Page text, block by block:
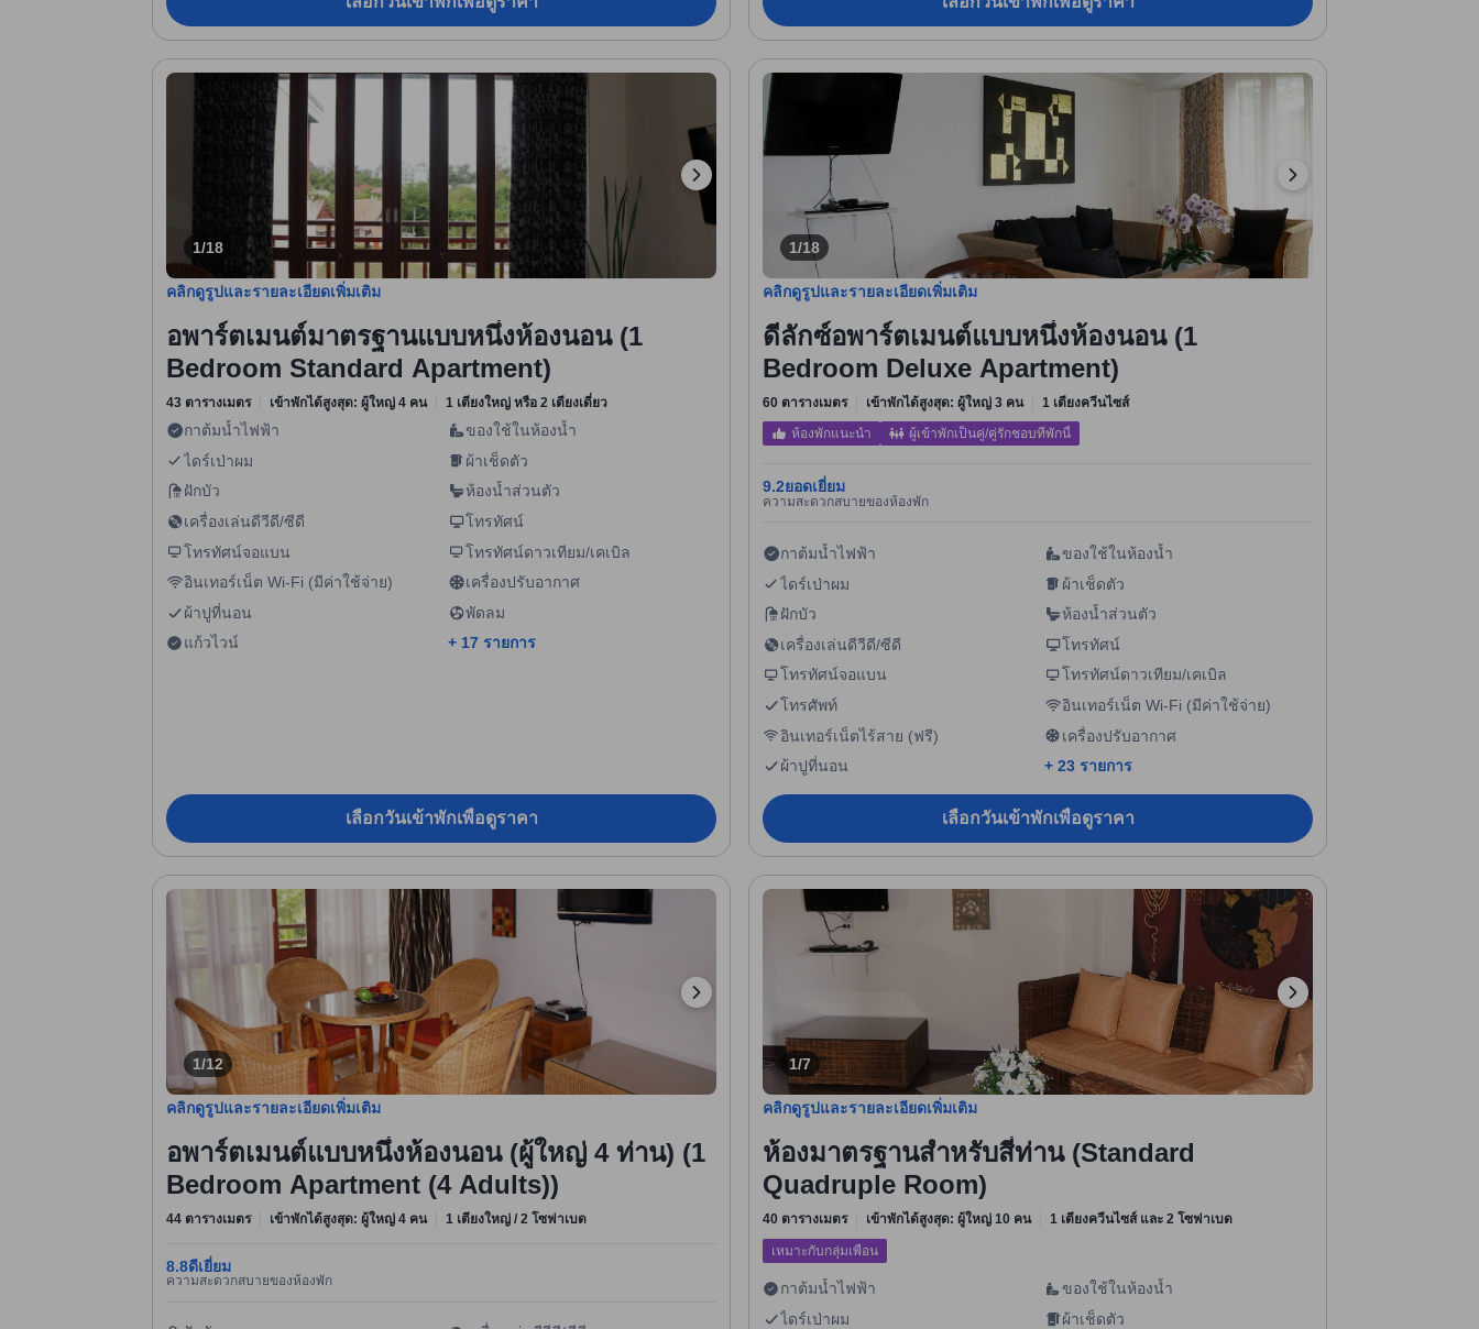
1/18
คลิกดูรูปและรายละเอียดเพิ่มเติม
อพาร์ตเมนต์มาตรฐานแบบหนึ่งห้องนอน (1
Bedroom Standard Apartment)
43 ตารางเมตร เข้าพักได้สูงสุด: ผู้ใหญ่ 4 คน 1 เตียงใหญ่ หรือ 2 เตียงเดี่ยว
กาต้มน้ำไฟฟ้า
ของใช้ในห้องน้ำ
ไดร์เป่าผม
ผ้าเช็ดตัว
ฝักบัว
ห้องน้ำส่วนตัว
เครื่องเล่นดีวีดี/ซีดี
โทรทัศน์
โทรทัศน์จอแบน
โทรทัศน์ดาวเทียม/เคเบิล
อินเทอร์เน็ต Wi-Fi (มีค่าใช้จ่าย)
เครื่องปรับอากาศ
ผ้าปูที่นอน
พัดลม
แก้วไวน์
+ 17 รายการ
เลือกวันเข้าพักเพื่อดูราคา
1/18
คลิกดูรูปและรายละเอียดเพิ่มเติม
ดีลักซ์อพาร์ตเมนต์แบบหนึ่งห้องนอน (1
Bedroom Deluxe Apartment)
60 ตารางเมตร เข้าพักได้สูงสุด: ผู้ใหญ่ 3 คน 1 เตียงควีนไซส์
ห้องพักแนะนำ ผู้เข้าพักเป็นคู่/คู่รักชอบที่พักนี้
9.2ยอดเยี่ยม
ความสะดวกสบายของห้องพัก
กาต้มน้ำไฟฟ้า
ของใช้ในห้องน้ำ
ไดร์เป่าผม
ผ้าเช็ดตัว
ฝักบัว
ห้องน้ำส่วนตัว
เครื่องเล่นดีวีดี/ซีดี
โทรทัศน์
โทรทัศน์จอแบน
โทรทัศน์ดาวเทียม/เคเบิล
โทรศัพท์
อินเทอร์เน็ต Wi-Fi (มีค่าใช้จ่าย)
อินเทอร์เน็ตไร้สาย (ฟรี)
เครื่องปรับอากาศ
ผ้าปูที่นอน
+ 23 รายการ
เลือกวันเข้าพักเพื่อดูราคา
1/12
คลิกดูรูปและรายละเอียดเพิ่มเติม
อพาร์ตเมนต์แบบหนึ่งห้องนอน (ผู้ใหญ่ 4 ท่าน) (1
Bedroom Apartment (4 Adults))
44 ตารางเมตร เข้าพักได้สูงสุด: ผู้ใหญ่ 4 คน 1 เตียงใหญ่ / 2 โซฟาเบด
8.8ดีเยี่ยม
ความสะดวกสบายของห้องพัก
1/7
คลิกดูรูปและรายละเอียดเพิ่มเติม
ห้องมาตรฐานสำหรับสี่ท่าน (Standard
Quadruple Room)
40 ตารางเมตร เข้าพักได้สูงสุด: ผู้ใหญ่ 10 คน 1 เตียงควีนไซส์ และ 2 โซฟาเบด
เหมาะกับกลุ่มเพื่อน
กาต้มน้ำไฟฟ้า
ของใช้ในห้องน้ำ
ไดร์เป่าผม
ผ้าเช็ดตัว